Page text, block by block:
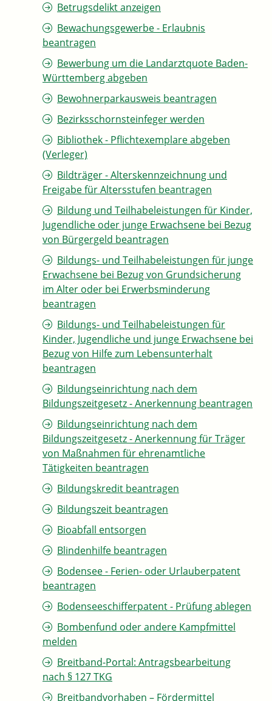
Betrugsdelikt anzeigen
Bewachungsgewerbe - Erlaubnis
beantragen
Bewerbung um die Landarztquote Baden-
Württemberg abgeben
Bewohnerparkausweis beantragen
Bezirksschornsteinfeger werden
Bibliothek - Pflichtexemplare abgeben
(Verleger)
Bildträger - Alterskennzeichnung und
Freigabe für Altersstufen beantragen
Bildung und Teilhabeleistungen für Kinder,
Jugendliche oder junge Erwachsene bei Bezug
von Bürgergeld beantragen
Bildungs- und Teilhabeleistungen für junge
Erwachsene bei Bezug von Grundsicherung
im Alter oder bei Erwerbsminderung
beantragen
Bildungs- und Teilhabeleistungen für
Kinder, Jugendliche und junge Erwachsene bei
Bezug von Hilfe zum Lebensunterhalt
beantragen
Bildungseinrichtung nach dem
Bildungszeitgesetz - Anerkennung beantragen
Bildungseinrichtung nach dem
Bildungszeitgesetz - Anerkennung für Träger
von Maßnahmen für ehrenamtliche
Tätigkeiten beantragen
Bildungskredit beantragen
Bildungszeit beantragen
Bioabfall entsorgen
Blindenhilfe beantragen
Bodensee - Ferien- oder Urlauberpatent
beantragen
Bodenseeschifferpatent - Prüfung ablegen
Bombenfund oder andere Kampfmittel
melden
Breitband-Portal: Antragsbearbeitung
nach § 127 TKG
Breitbandvorhaben – Fördermittel